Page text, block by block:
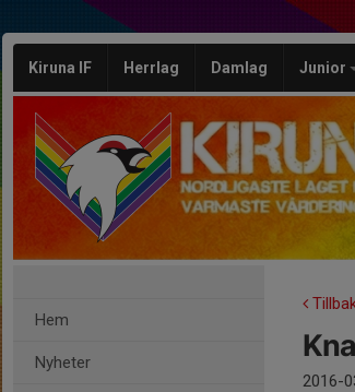
Kiruna IF Herrlag Damlag Junior
Hem
Nyheter
2016-